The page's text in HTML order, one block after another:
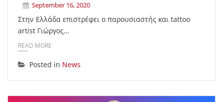
September 16, 2020
Στην Ελλάδα επιστρέφει ο παρουσιαστής και tattoo
artist Γιώργος…
READ MORE
Posted in News